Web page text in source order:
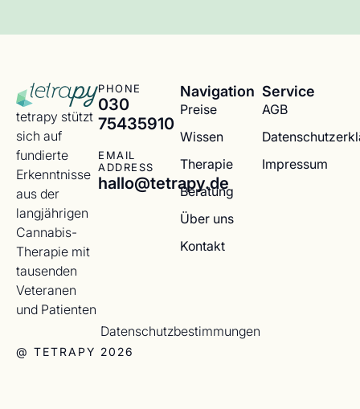
tetrapy stützt
sich auf
fundierte
Erkenntnisse
aus der
langjährigen
Cannabis-
Therapie mit
tausenden
Veteranen
und Patienten
PHONE
030
75435910
EMAIL
ADDRESS
hallo@tetrapy.de
Navigation
Preise
Wissen
Therapie
Beratung
Über uns
Kontakt
Service
AGB
Impressum
@ TETRAPY 2026
Datenschutzbestimmungen